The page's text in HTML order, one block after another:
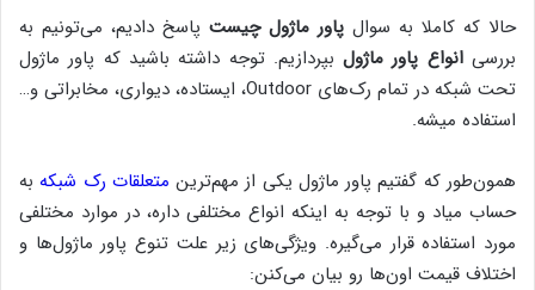
حالا که کاملا به سوال پاور ماژول چیست پاسخ دادیم، می‌تونیم به
بررسیانواع پاور ماژولبپردازیم. توجه داشته باشید که پاور ماژول
تحت شبکه در تمام رک‌های Outdoor، ایستاده، دیواری، مخابراتی و…
استفاده میشه.
همون‌طور که گفتیم پاور ماژول یکی از مهم‌ترین متعلقات رک شبکهبه
حساب میاد و با توجه به اینکه انواع مختلفی داره، در موارد مختلفی
مورد استفاده قرار می‌گیره. ویژگی‌های زیر علت تنوع پاور ماژول‌ها و
اختلاف قیمت اون‌ها رو بیان می‌کنن: